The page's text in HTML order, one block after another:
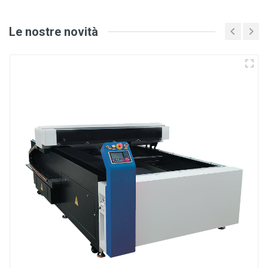
Le nostre novità